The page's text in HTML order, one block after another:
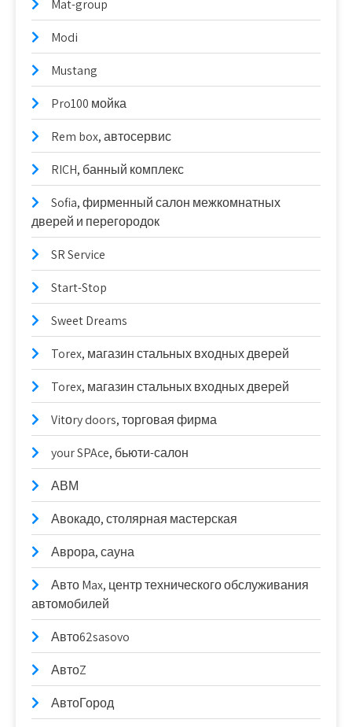
Mat-group
Modi
Mustang
Pro100 мойка
Rem box, автосервис
RICH, банный комплекс
Sofia, фирменный салон межкомнатных
дверей и перегородок
SR Service
Start-Stop
Sweet Dreams
Torex, магазин стальных входных дверей
Torex, магазин стальных входных дверей
Vitоry doors, торговая фирма
your SPAce, бьюти-салон
АВМ
Авокадо, столярная мастерская
Аврора, сауна
Авто Max, центр технического обслуживания
автомобилей
Авто62sasovo
АвтоZ
АвтоГород